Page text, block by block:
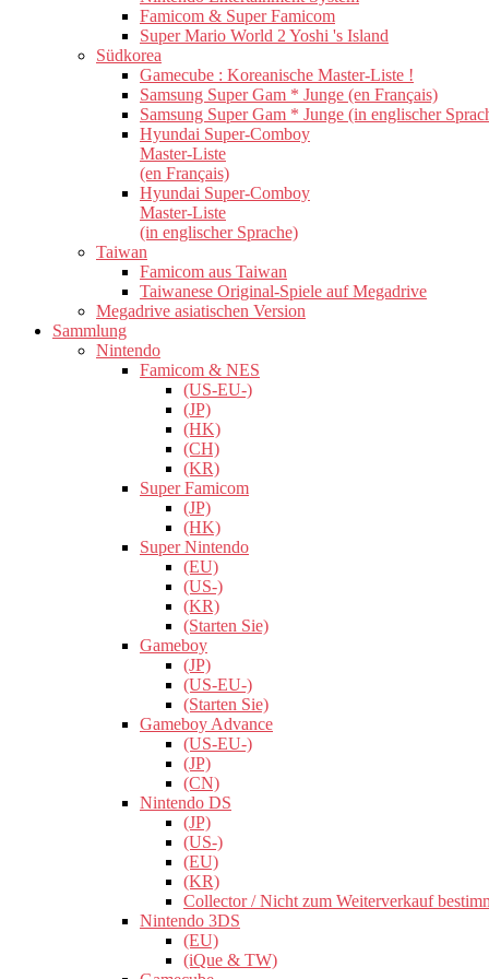
Famicom & Super Famicom
Super Mario World 2 Yoshi 's Island
Südkorea
Gamecube : Koreanische Master-Liste !
Samsung Super Gam * Junge (en Français)
Samsung Super Gam * Junge (in englischer
Hyundai Super-Comboy
Master-Liste
(en Français)
Hyundai Super-Comboy
Master-Liste
(in englischer Sprache)
Taiwan
Famicom aus Taiwan
Taiwanese Original-Spiele auf Megadrive
Megadrive asiatischen Version
Sammlung
Nintendo
Famicom & NES
(US-EU-)
(JP)
(HK)
(CH)
(KR)
Super Famicom
(JP)
(HK)
Super Nintendo
(EU)
(US-)
(KR)
(Starten Sie)
Gameboy
(JP)
(US-EU-)
(Starten Sie)
Gameboy Advance
(US-EU-)
(JP)
(CN)
Nintendo DS
(JP)
(US-)
(EU)
(KR)
Collector / Nicht zum Weiterverkauf
Nintendo 3DS
(EU)
(iQue & TW)